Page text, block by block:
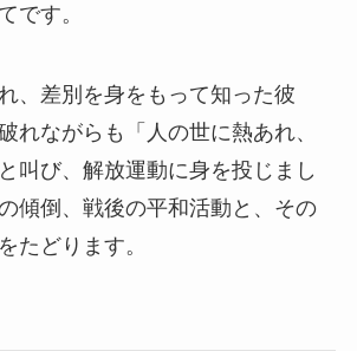
です。
、差別を身をもって知った彼
れながらも「人の世に熱あれ、
叫び、解放運動に身を投じまし
傾倒、戦後の平和活動と、その
たどります。